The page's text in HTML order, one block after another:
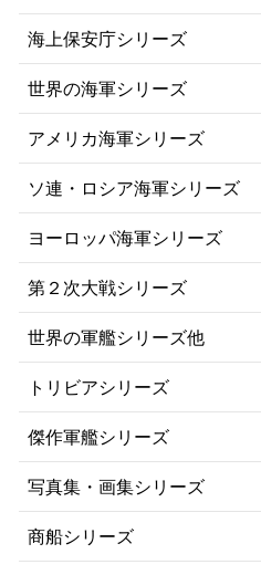
海上保安庁シリーズ
世界の海軍シリーズ
アメリカ海軍シリーズ
ソ連・ロシア海軍シリーズ
ヨーロッパ海軍シリーズ
第２次大戦シリーズ
世界の軍艦シリーズ他
トリビアシリーズ
傑作軍艦シリーズ
写真集・画集シリーズ
商船シリーズ